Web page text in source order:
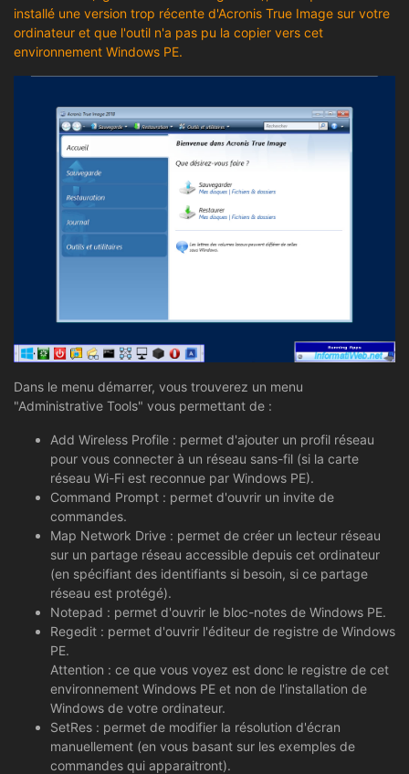
installé une version trop récente d'Acronis True Image sur votre
ordinateur et que l'outil n'a pas pu la copier vers cet
environnement Windows PE.
Dans le menu démarrer, vous trouverez un menu
"Administrative Tools" vous permettant de :
Add Wireless Profile : permet d'ajouter un profil réseau
pour vous connecter à un réseau sans-fil (si la carte
réseau Wi-Fi est reconnue par Windows PE).
Command Prompt : permet d'ouvrir un invite de
commandes.
Map Network Drive : permet de créer un lecteur réseau
sur un partage réseau accessible depuis cet ordinateur
(en spécifiant des identifiants si besoin, si ce partage
réseau est protégé).
Notepad : permet d'ouvrir le bloc-notes de Windows PE.
Regedit : permet d'ouvrir l'éditeur de registre de Windows
PE.
Attention : ce que vous voyez est donc le registre de cet
environnement Windows PE et non de l'installation de
Windows de votre ordinateur.
SetRes : permet de modifier la résolution d'écran
manuellement (en vous basant sur les exemples de
commandes qui apparaitront).